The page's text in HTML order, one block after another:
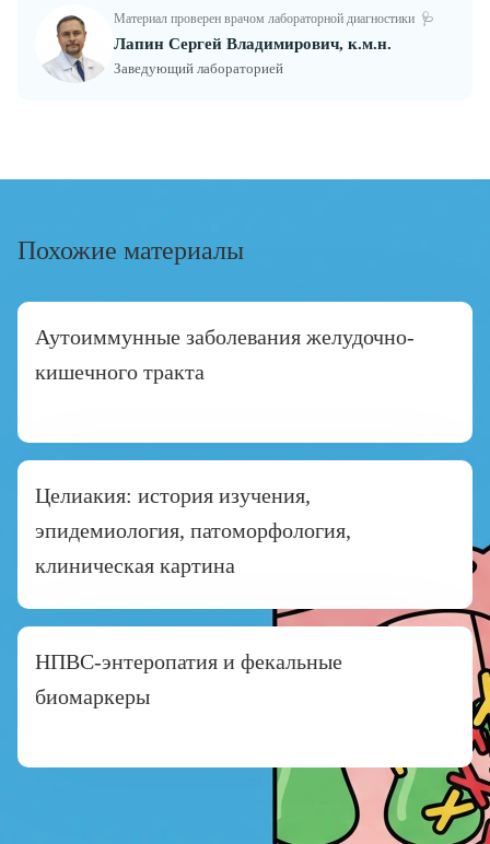
Материал проверен врачом лабораторной диагностики 🩺
Лапин Сергей Владимирович, к.м.н.
Заведующий лабораторией
Похожие материалы
Аутоиммунные заболевания желудочно-
кишечного тракта
Целиакия: история изучения,
эпидемиология, патоморфология,
клиническая картина
НПВС-энтеропатия и фекальные
биомаркеры